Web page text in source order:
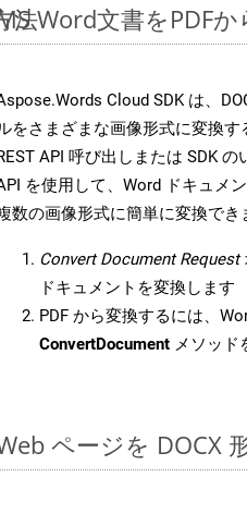
法Word文書をPDF
Cloud SDK は、
をさまざまな画像形式に変換
API 呼び出しまたは SDK
を使用して、Word ドキュメ
数の画像形式に簡単に変換でき
Convert Document Request
ドキュメントを変換します
PDF から変換するには、
ConvertDocument メソッド
ページを DOCX